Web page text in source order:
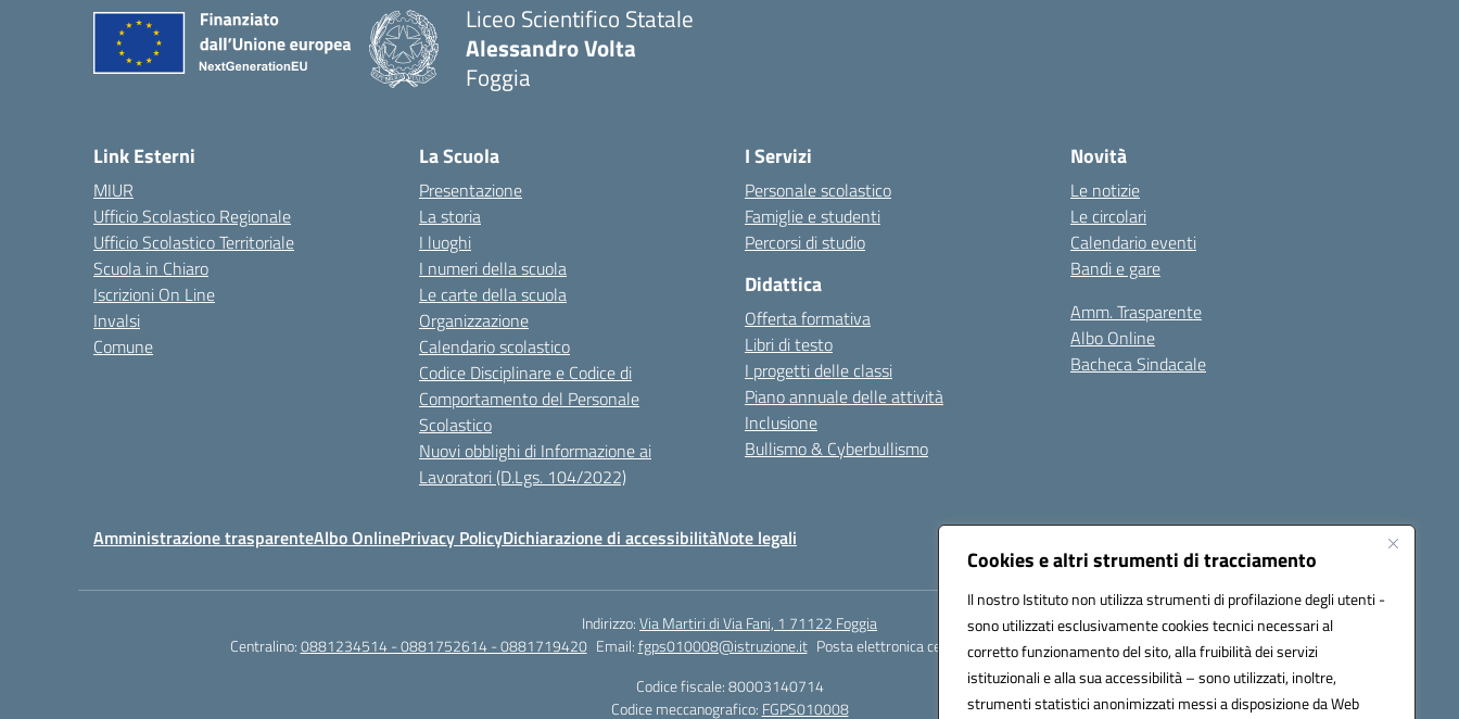
Cookies e altri strumenti di tracciamento
Il nostro Istituto non utilizza strumenti di profilazione degli utenti -
sono utilizzati esclusivamente cookies tecnici necessari al
corretto funzionamento del sito, alla fruibilità dei servizi
istituzionali e alla sua accessibilità – sono utilizzati, inoltre,
strumenti statistici anonimizzati messi a disposizione da Web
Liceo Scientifico Statale
Alessandro Volta
Foggia
Link Esterni
MIUR
Ufficio Scolastico Regionale
Ufficio Scolastico Territoriale
Scuola in Chiaro
Iscrizioni On Line
Invalsi
Comune
La Scuola
Presentazione
La storia
I luoghi
I numeri della scuola
Le carte della scuola
Organizzazione
Calendario scolastico
Codice Disciplinare e Codice di
Comportamento del Personale
Scolastico
Nuovi obblighi di Informazione ai
Lavoratori (D.Lgs. 104/2022)
I Servizi
Personale scolastico
Famiglie e studenti
Percorsi di studio
Didattica
Offerta formativa
Libri di testo
I progetti delle classi
Piano annuale delle attività
Inclusione
Bullismo & Cyberbullismo
Novità
Le notizie
Le circolari
Calendario eventi
Bandi e gare
Amm. Trasparente
Albo Online
Bacheca Sindacale
Amministrazione trasparenteAlbo OnlinePrivacy PolicyDichiarazione di accessibilitàNote legali Seguici su:
Indirizzo:Via Martiri di Via Fani, 1 71122 Foggia
Centralino:0881234514 - 0881752614 - 0881719420 Email:fgps010008@istruzione.it Posta elettronica certificata (PEC):fgps010008@pec.istruzione.it
Codice fiscale: 80003140714
Codice meccanografico: FGPS010008